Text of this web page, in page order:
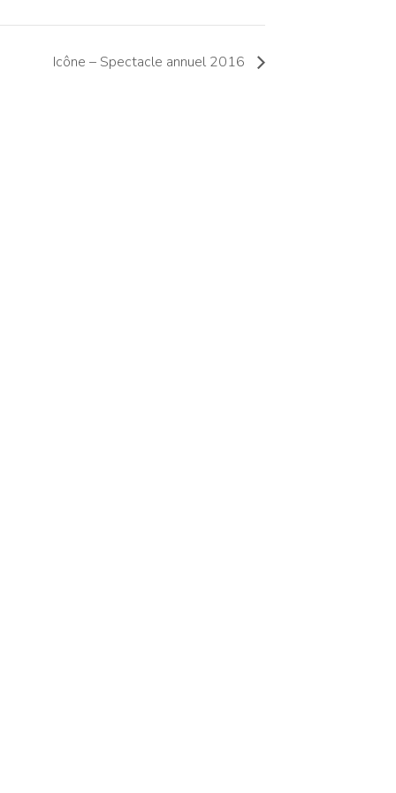
Icône – Spectacle annuel 2016